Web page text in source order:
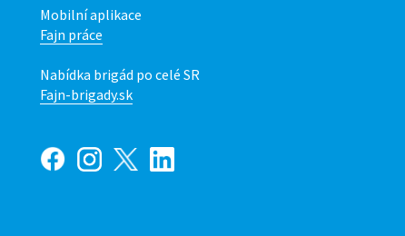
Mobilní aplikace
Fajn práce
Nabídka brigád po celé SR
Fajn-brigady.sk